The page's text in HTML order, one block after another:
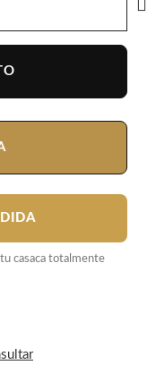
casaca totalmente